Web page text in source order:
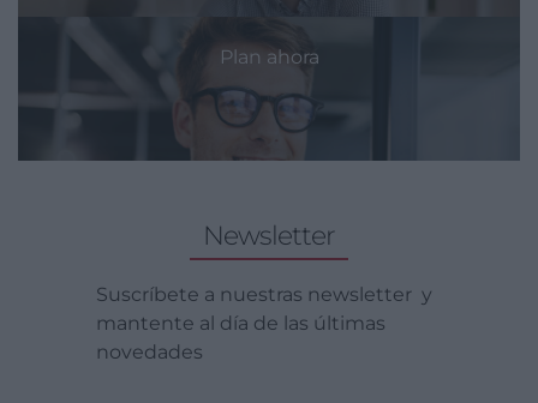
Plan ahora
Newsletter
Suscríbete a nuestras newsletter y
mantente al día de las últimas
novedades